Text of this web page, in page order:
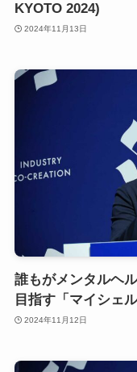
KYOTO 2024)
2024年11月13日
誰もがメンタルヘ
目指す「マイシェ
2024年11月12日